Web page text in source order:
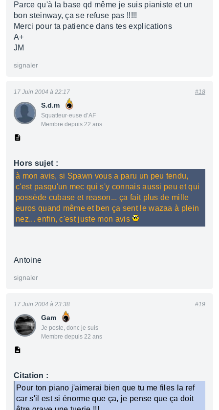
Parce qu'à la base qd même je suis pianiste et un
bon steinway, ça se refuse pas !!!!!
Merci pour ta patience dans tes explications
A+
JM
signaler
S.d.m
Squatteur·euse d’AF
Membre depuis 22 ans
17 Juin 2004 à 22:17 #18
Hors sujet :
à mon avis, si Spawn vous a paru un peu tendu,
c'est pasqu'un mec qui s'y connais aussi peu et qui
possède cubase et reason... ça fait plus de mille
euros quand même et ben ça sent le wazaa à plein
nez... enfin, c'est juste mon avis
Antoine
signaler
Gam
Je poste, donc je suis
Membre depuis 22 ans
17 Juin 2004 à 23:38 #19
Citation :
Pour ton piano j'aimerai bien que tu me files la ref
car s'il est si énorme que ça, je pense que ça doit